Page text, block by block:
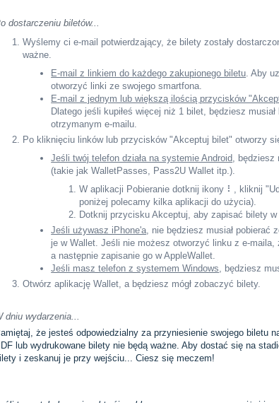
dostarczeniu biletów...
Wyślemy ci e-mail potwierdzający, że bilety zostały
ważne.
E-mail z linkiem do każdego zakupionego biletu. Aby
otworzyć linki ze swojego smartfona.
E-mail z jednym lub większą ilością przycisków
Dlatego jeśli kupiłeś więcej niż 1 bilet, będziesz
otrzymanym e-mailu.
Po kliknięciu linków lub przycisków "Akceptuj bilet" otworzy
Jeśli twój telefon działa na systemie Android, będziesz
(takie jak WalletPasses, Pass2U Wallet itp.).
W aplikacji Pobieranie dotknij ikony ⠇, kliknij
poniżej polecamy kilka aplikacji do użycia).
Dotknij przycisku Akceptuj, aby zapisać bilety
Jeśli używasz iPhone'a, nie będziesz musiał pobierać
je w Wallet. Jeśli nie możesz otworzyć linku z e-
a następnie zapisanie go w AppleWallet.
Jeśli masz telefon z systemem Windows, będziesz
Otwórz aplikację Wallet, a będziesz mógł zobaczyć bilety.
dniu wydarzenia...
że jesteś odpowiedzialny za przyniesienie swojego biletu
lub wydrukowane bilety nie będą ważne. Aby dostać się na
i zeskanuj je przy wejściu... Ciesz się meczem!